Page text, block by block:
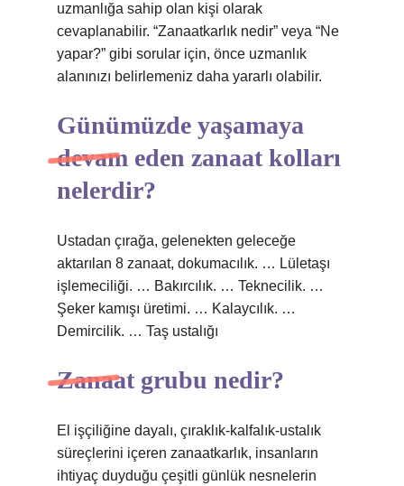
uzmanlığa sahip olan kişi olarak
cevaplanabilir. “Zanaatkarlık nedir” veya “Ne
yapar?” gibi sorular için, önce uzmanlık
alanınızı belirlemeniz daha yararlı olabilir.
Günümüzde yaşamaya
devam eden zanaat kolları
nelerdir?
Ustadan çırağa, gelenekten geleceğe
aktarılan 8 zanaat, dokumacılık. … Lületaşı
işlemeciliği. … Bakırcılık. … Teknecilik. …
Şeker kamışı üretimi. … Kalaycılık. …
Demircilik. … Taş ustalığı
Zanaat grubu nedir?
El işçiliğine dayalı, çıraklık-kalfalık-ustalık
süreçlerini içeren zanaatkarlık, insanların
ihtiyaç duyduğu çeşitli günlük nesnelerin